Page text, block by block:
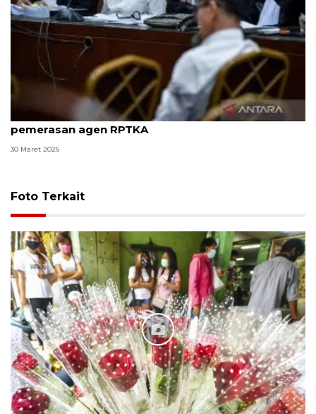
8 ASN Kemenaker hadapi sidang tuntutan kasus
pemerasan agen RPTKA
30 Maret 2026
Foto Terkait